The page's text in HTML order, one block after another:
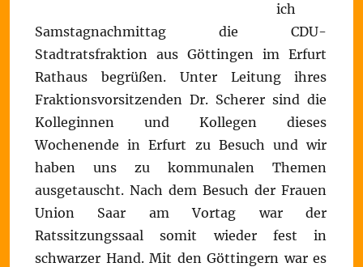
ich
Samstagnachmittag die CDU-
Stadtratsfraktion aus Göttingen im Erfurt
Rathaus begrüßen. Unter Leitung ihres
Fraktionsvorsitzenden Dr. Scherer sind die
Kolleginnen und Kollegen dieses
Wochenende in Erfurt zu Besuch und wir
haben uns zu kommunalen Themen
ausgetauscht. Nach dem Besuch der Frauen
Union Saar am Vortag war der
Ratssitzungssaal somit wieder fest in
schwarzer Hand. Mit den Göttingern war es